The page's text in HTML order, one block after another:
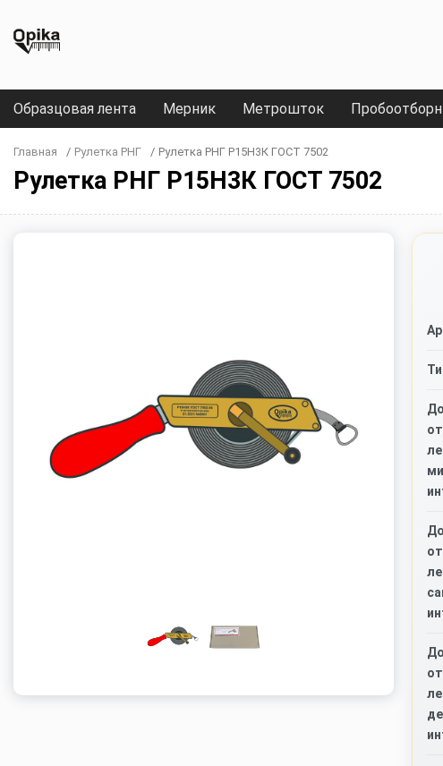
Образцовая лента Мерник Метрошток
Главная / Рулетка РНГ / Рулетка РНГ Р15Н3К ГОСТ 7502
Рулетка РНГ Р15Н3К ГОСТ 7502